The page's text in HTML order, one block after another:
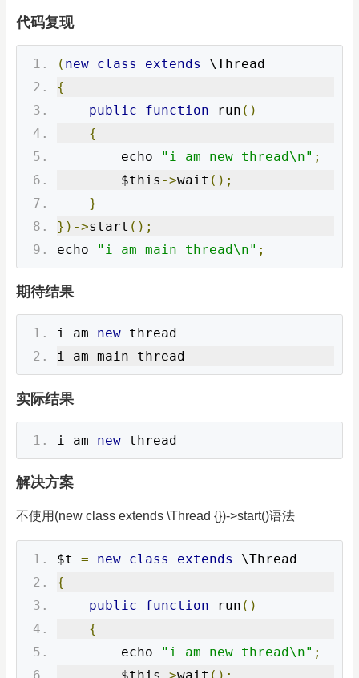
代码复现
( new class extends
\Thread
{
public
function run ()
{
        echo
"i am new thread\n" ;
        $this
->wait ();
}
})->start ();
echo
"i am main thread\n" ;
期待结果
i am new thread
i am main thread
实际结果
i am new thread
解决方案
不使用(new class extends \Thread {})->start()语法
$t = new class extends
\Thread
{
public
function run ()
{
        echo
"i am new thread\n" ;